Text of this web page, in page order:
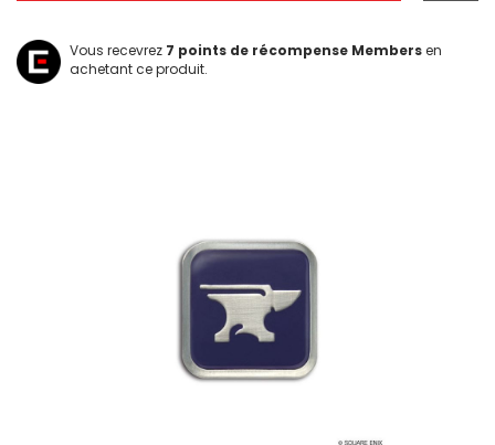
Vous recevrez 7 points de récompense Membersen
achetant ce produit.